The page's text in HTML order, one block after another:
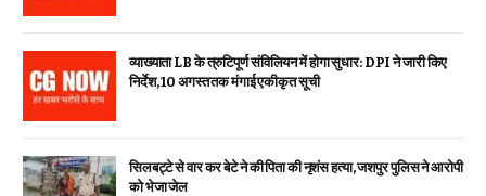
व्याख्याता LB के त्रुटिपूर्ण संविलियन में होगा सुधार: DPI ने जारी किए
निर्देश, 10 अगस्त तक मंगाई एकीकृत सूची
सिलबट्टे से वार कर बेटे ने की पिता की नृशंस हत्या, जशपुर पुलिस ने आरोपी
को भेजा जेल